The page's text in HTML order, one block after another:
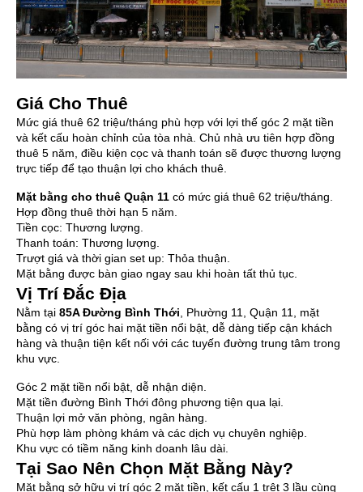
Giá Cho Thuê
Mức giá thuê 62 triệu/tháng phù hợp với lợi thế góc 2 mặt tiền
và kết cấu hoàn chỉnh của tòa nhà. Chủ nhà ưu tiên hợp đồng
thuê 5 năm, điều kiện cọc và thanh toán sẽ được thương lượng
trực tiếp để tạo thuận lợi cho khách thuê.
Mặt bằng cho thuê Quận 11 có mức giá thuê 62 triệu/tháng.
Hợp đồng thuê thời hạn 5 năm.
Tiền cọc: Thương lượng.
Thanh toán: Thương lượng.
Trượt giá và thời gian set up: Thỏa thuận.
Mặt bằng được bàn giao ngay sau khi hoàn tất thủ tục.
Vị Trí Đắc Địa
Nằm tại 85A Đường Bình Thới, Phường 11, Quận 11, mặt
bằng có vị trí góc hai mặt tiền nổi bật, dễ dàng tiếp cận khách
hàng và thuận tiện kết nối với các tuyến đường trung tâm trong
khu vực.
Góc 2 mặt tiền nổi bật, dễ nhận diện.
Mặt tiền đường Bình Thới đông phương tiện qua lại.
Thuận lợi mở văn phòng, ngân hàng.
Phù hợp làm phòng khám và các dịch vụ chuyên nghiệp.
Khu vực có tiềm năng kinh doanh lâu dài.
Tại Sao Nên Chọn Mặt Bằng Này?
Mặt bằng sở hữu vị trí góc 2 mặt tiền, kết cấu 1 trệt 3 lầu cùng